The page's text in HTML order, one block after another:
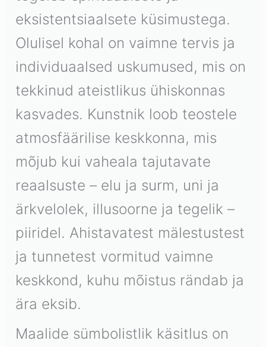
eksistentsiaalsete küsimustega.
Olulisel kohal on vaimne tervis ja
individuaalsed uskumused, mis on
tekkinud ateistlikus ühiskonnas
kasvades. Kunstnik loob teostele
atmosfäärilise keskkonna, mis
mõjub kui vaheala tajutavate
reaalsuste – elu ja surm, uni ja
ärkvelolek, illusoorne ja tegelik –
piiridel. Ahistavatest mälestustest
ja tunnetest vormitud vaimne
keskkond, kuhu mõistus rändab ja
ära eksib.
Maalide sümbolistlik käsitlus on